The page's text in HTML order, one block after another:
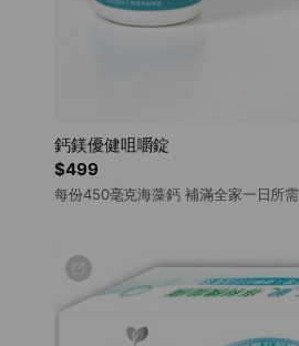
$499
鈣鎂優健咀嚼錠
每份450毫克海藻鈣 補滿全家一日所需